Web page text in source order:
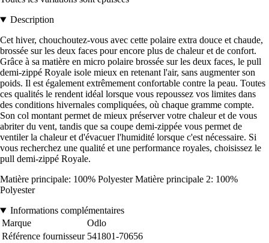
Description
Cet hiver, chouchoutez-vous avec cette polaire extra douce et chaude,
brossée sur les deux faces pour encore plus de chaleur et de confort.
Grâce à sa matière en micro polaire brossée sur les deux faces, le pull
demi-zippé Royale isole mieux en retenant l'air, sans augmenter son
poids. Il est également extrêmement confortable contre la peau. Toutes
ces qualités le rendent idéal lorsque vous repoussez vos limites dans
des conditions hivernales compliquées, où chaque gramme compte.
Son col montant permet de mieux préserver votre chaleur et de vous
abriter du vent, tandis que sa coupe demi-zippée vous permet de
ventiler la chaleur et d'évacuer l'humidité lorsque c'est nécessaire. Si
vous recherchez une qualité et une performance royales, choisissez le
pull demi-zippé Royale.
Matière principale: 100% Polyester Matière principale 2: 100%
Polyester
Informations complémentaires
Marque
Odlo
Référence fournisseur 541801-70656